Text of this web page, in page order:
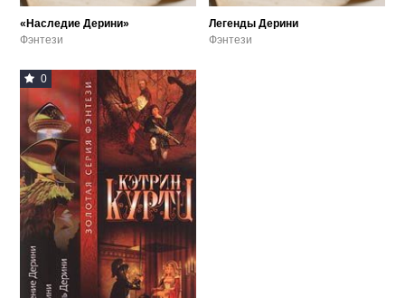
«Наследие Дерини»
Фэнтези
Легенды Дерини
Фэнтези
0